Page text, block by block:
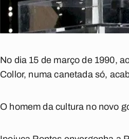
No dia 15 de março de 1990,
Collor, numa canetada só,
O homem da cultura no novo